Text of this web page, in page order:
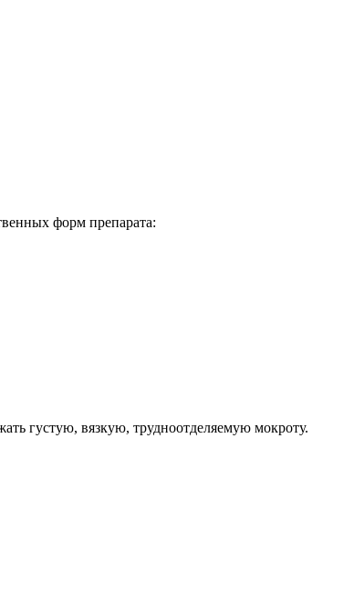
форм препарата:
густую, вязкую, трудноотделяемую мокроту.